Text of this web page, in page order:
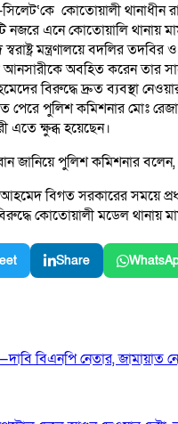
কোতোয়ালী থানাধীন
নজরে এনে কোতোয়ালি থানায়
মন্ত্রণালয়ে বদলির
অবহিত করেন তার
বিরুদ্ধে দ্রুত ব্যবস্থা
পেরে পুলিশ কমিশনার মোঃ
ক্ষুব্ধ হয়েছেন।
জানিয়ে পুলিশ কমিশনার
আহমেদ বিগত সরকারের সময়ে
কোতোয়ালী মডেল থানায়
Share
বিএনপি নেতার, জামায়াত